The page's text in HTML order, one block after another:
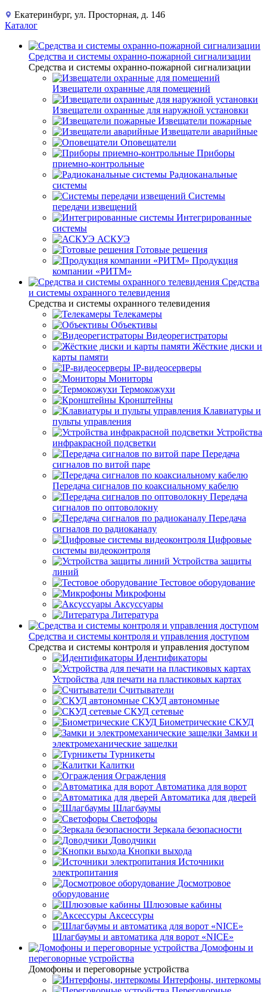
Екатеринбург, ул. Просторная, д. 146
Каталог
Средства и системы охранно-пожарной сигнализации
Средства и системы охранно-пожарной сигнализации
Извещатели охранные для помещений
Извещатели охранные для наружной установки
Извещатели пожарные
Извещатели аварийные
Оповещатели
Приборы
приемно-контрольные
Радиоканальные
системы
Системы
передачи извещений
Интегрированные
системы
АСКУЭ
Готовые решения
Продукция
компании «РИТМ»
Средства
и системы охранного телевидения
Средства и системы охранного телевидения
Телекамеры
Объективы
Видеорегистраторы
Жёсткие диски и
карты памяти
IP-видеосерверы
Мониторы
Термокожухи
Кронштейны
Клавиатуры и
пульты управления
Устройства
инфракрасной подсветки
Передача
сигналов по витой паре
Передача сигналов по коаксиальному кабелю
Передача
сигналов по оптоволокну
Передача
сигналов по радиоканалу
Цифровые
системы видеоконтроля
Устройства защиты
линий
Тестовое оборудование
Микрофоны
Аксуссуары
Литература
Средства и системы контроля и управления доступом
Средства и системы контроля и управления доступом
Идентификаторы
Устройства для печати на пластиковых картах
Считыватели
СКУД автономные
СКУД сетевые
Биометрические СКУД
Замки и
электромеханические защелки
Турникеты
Калитки
Ограждения
Автоматика для ворот
Автоматика для дверей
Шлагбаумы
Светофоры
Зеркала безопасности
Доводчики
Кнопки выхода
Источники
электропитания
Досмотровое
оборудование
Шлюзовые кабины
Аксессуры
Шлагбаумы и автоматика для ворот «NICE»
Домофоны и
переговорные устройства
Домофоны и переговорные устройства
Интерфоны, интеркомы